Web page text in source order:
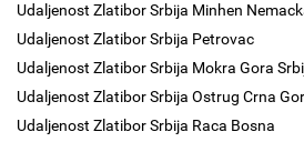
Udaljenost Zlatibor Srbija Minhen
Udaljenost Zlatibor Srbija Petrovac
Udaljenost Zlatibor Srbija Mokra Gora
Udaljenost Zlatibor Srbija Ostrug Crna
Udaljenost Zlatibor Srbija Raca Bosna